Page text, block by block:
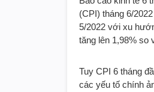
(CPI) tháng 6/
5/2022 với xu
tăng lên 1,98% so
Tuy CPI 6 tháng
các yếu tố chính